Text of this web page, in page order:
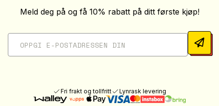
Meld deg på og få 10% rabatt på ditt første kjøp!
Fri frakt og tollfritt Lynrask levering